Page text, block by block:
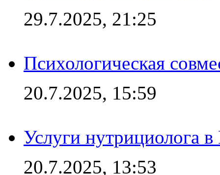
29.7.2025, 21:25
Психологическая
20.7.2025, 15:59
Услуги нутрициолога
20.7.2025, 13:53